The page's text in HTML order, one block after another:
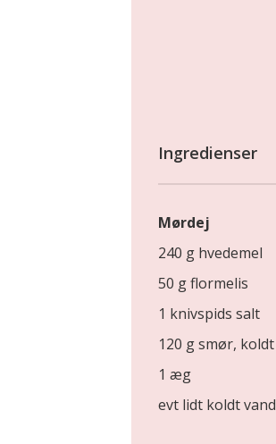
Ingredienser
Mørdej
240 g hvedemel
50 g flormelis
1 knivspids salt
120 g smør, koldt
1 æg
evt lidt koldt vand